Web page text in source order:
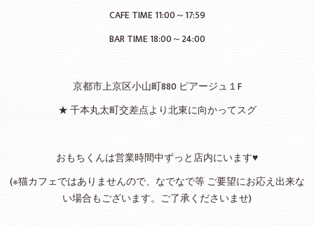
CAFE TIME 11:00～17:59
BAR TIME 18:00～24:00
京都市上京区小山町880 ピアージュ１F
★ 千本丸太町交差点より北東に向かってスグ
おもちくんは営業時間中ずっと店内にいます♥
(※猫カフェではありませんので、なでなで等 ご要望にお応え出来な
い場合もございます。ご了承くださいませ)